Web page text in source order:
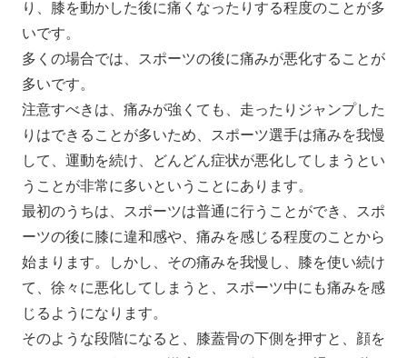
り、膝を動かした後に痛くなったりする程度のことが多
いです。
多くの場合では、スポーツの後に痛みが悪化することが
多いです。
注意すべきは、痛みが強くても、走ったりジャンプした
りはできることが多いため、スポーツ選手は痛みを我慢
して、運動を続け、どんどん症状が悪化してしまうとい
うことが非常に多いということにあります。
最初のうちは、スポーツは普通に行うことができ、スポ
ーツの後に膝に違和感や、痛みを感じる程度のことから
始まります。しかし、その痛みを我慢し、膝を使い続け
て、徐々に悪化してしまうと、スポーツ中にも痛みを感
じるようになります。
そのような段階になると、膝蓋骨の下側を押すと、顔を